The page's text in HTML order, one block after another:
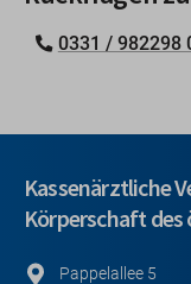
0331 / 982298
Kassenärztliche
Körperschaft
Pappelallee 5